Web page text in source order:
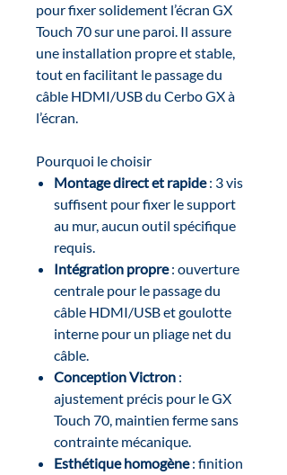
pour fixer solidement l’écran GX
Touch 70 sur une paroi. Il assure
une installation propre et stable,
tout en facilitant le passage du
câble HDMI/USB du Cerbo GX à
l’écran.
Pourquoi le choisir
Montage direct et rapide: 3 vis
suffisent pour fixer le support
au mur, aucun outil spécifique
requis.
Intégration propre: ouverture
centrale pour le passage du
câble HDMI/USB et goulotte
interne pour un pliage net du
câble.
Conception Victron :
ajustement précis pour le GX
Touch 70, maintien ferme sans
contrainte mécanique.
Esthétique homogène: finition